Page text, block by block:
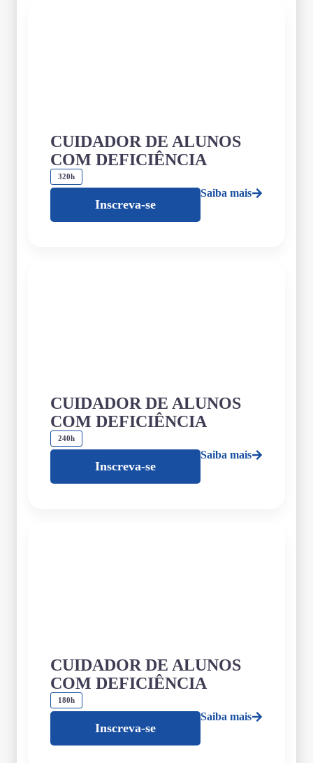
CUIDADOR DE ALUNOS
COM DEFICIÊNCIA
320h
Inscreva-se
Saiba mais
CUIDADOR DE ALUNOS
COM DEFICIÊNCIA
240h
Inscreva-se
Saiba mais
CUIDADOR DE ALUNOS
COM DEFICIÊNCIA
180h
Inscreva-se
Saiba mais